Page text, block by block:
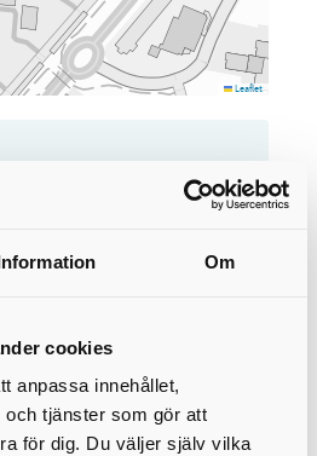
Om
cookies
anpassa innehållet,
och tjänster som gör att
för dig. Du väljer själv vilka
Leaflet